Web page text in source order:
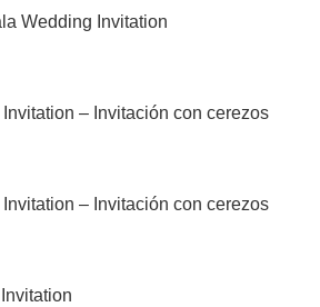
Wedding Invitation
– Invitación con cerezos
– Invitación con cerezos